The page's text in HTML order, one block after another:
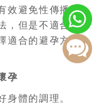
效避免性傳播
，但是不適合
適合的避孕方
孕
身體的調理。